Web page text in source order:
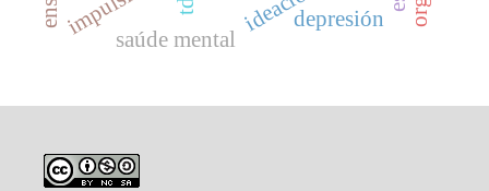
depresión
saúde mental